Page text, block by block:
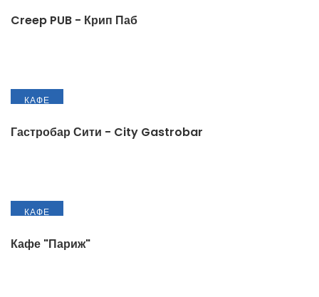
Creep PUB - Крип Паб
КАФЕ
Гастробар Сити - City Gastrobar
КАФЕ
Кафе "Париж"